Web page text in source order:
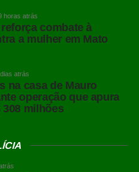
horas atrás
combate à
a mulher em Mato
atrás
na casa de Mauro
operação que apura
308 milhões